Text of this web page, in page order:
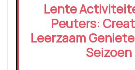
Lente
Peuters:
Leerzaam
Seizoen